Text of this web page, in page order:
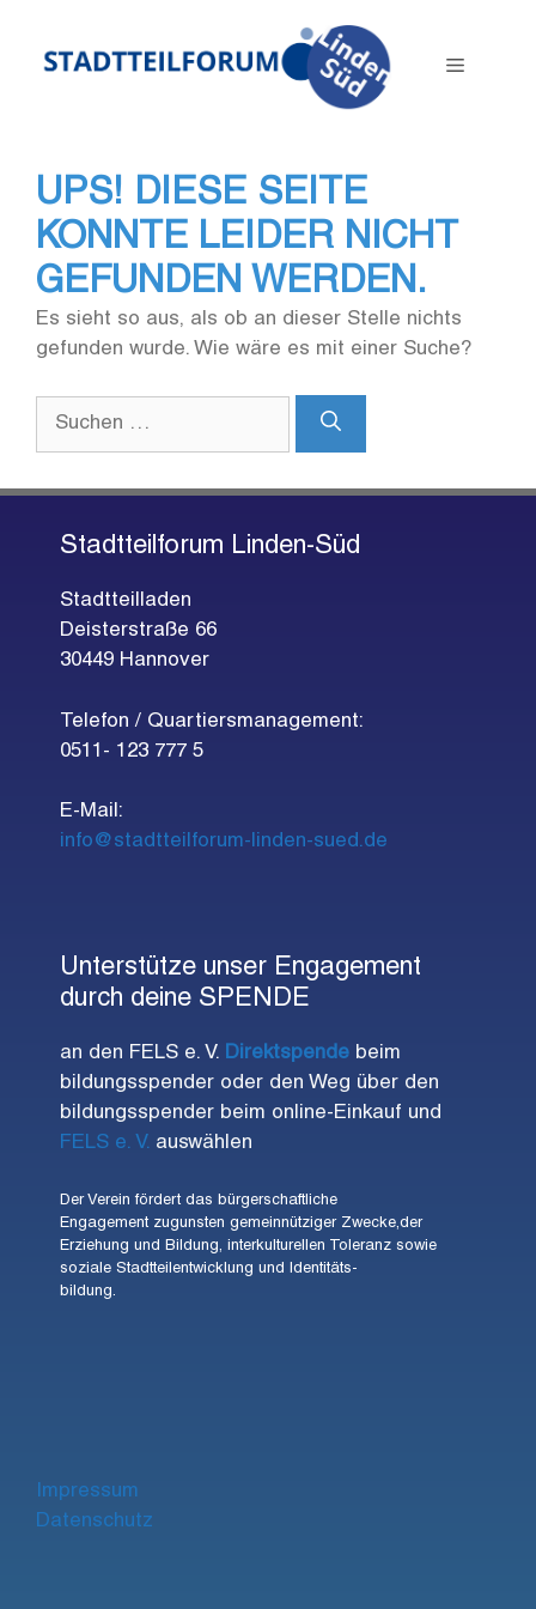
springen
Menü
UPS! DIESE SEITE
KONNTE LEIDER NICHT
GEFUNDEN WERDEN.
Es sieht so aus, als ob an dieser Stelle nichts
gefunden wurde. Wie wäre es mit einer Suche?
Stadtteilforum Linden-Süd
Stadtteilladen
Deisterstraße 66
30449 Hannover
Telefon / Quartiersmanagement:
0511- 123 777 5
E-Mail:
info@stadtteilforum-linden-sued.de
Unterstütze unser Engagement
durch deine SPENDE
an den FELS e. V. Direktspende beim
bildungsspender oder den Weg über den
bildungsspender beim online-Einkauf und
FELS e. V. auswählen
Der Verein fördert das bürgerschaftliche
Engagement zugunsten gemeinnütziger Zwecke,der
Erziehung und Bildung, interkulturellen Toleranz sowie
soziale Stadtteilentwicklung und Identitäts-
bildung.
Impressum
Datenschutz